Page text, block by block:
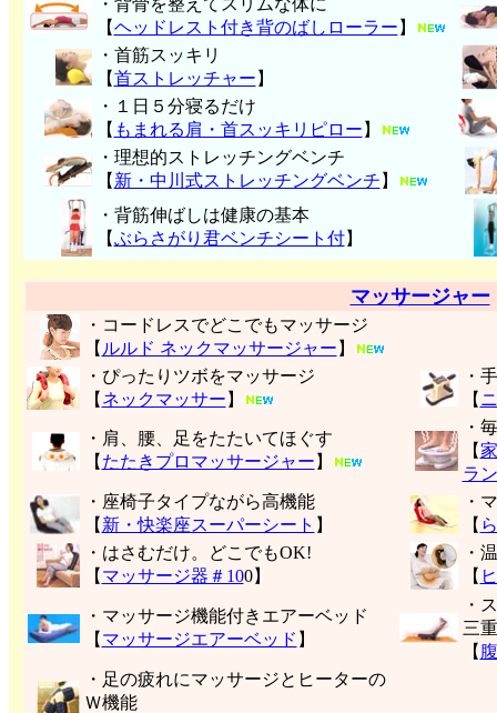
・背骨を整えてスリムな体に
【ヘッドレスト付き背のばしローラー 】
・首筋スッキリ
【首ストレッチャー 】
・１日５分寝るだけ
【 もまれる肩・首スッキリピロー 】
・理想的ストレッチングベンチ
【 新・中川式ストレッチングベンチ 】
・背筋伸ばしは健康の基本
【ぶらさがり君ベンチシート付】
マッサージャー
・コードレスでどこでもマッサージ
【 ルルド ネックマッサージャー 】
・ぴったりツボをマッサージ
【 ネックマッサー 】
・
【
・肩、腰、足をたたいてほぐす
【 たたきプロマッサージャー 】
・
【
ラ
・座椅子タイプながら高機能
【 新・快楽座スーパーシート 】
・
【
・はさむだけ。どこでもOK!
【 マッサージ器＃100】
・
【
・マッサージ機能付きエアーベッド
【 マッサージエアーベッド 】
・
三
【
・足の疲れにマッサージとヒーターの
Ｗ機能